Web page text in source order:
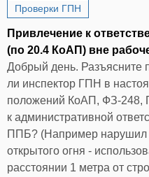
Проверки ГПН
Привлечение к
(по 20.4 КоАП) вне
Добрый день. Разъясните
ли инспектор ГПН в
положений КоАП, ФЗ-248,
к административной
ППБ? (Например нарушил
открытого огня -
расстоянии 1 метра от